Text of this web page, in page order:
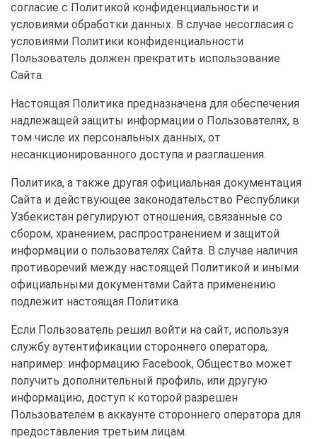
согласие с Политикой конфиденциальности и
условиями обработки данных. В случае несогласия с
условиями Политики конфиденциальности
Пользователь должен прекратить использование
Сайта.
Настоящая Политика предназначена для обеспечения
надлежащей защиты информации о Пользователях, в
том числе их персональных данных, от
несанкционированного доступа и разглашения.
Политика, а также другая официальная документация
Сайта и действующее законодательство Республики
Узбекистан регулируют отношения, связанные со
сбором, хранением, распространением и защитой
информации о пользователях Сайта. В случае наличия
противоречий между настоящей Политикой и иными
официальными документами Сайта применению
подлежит настоящая Политика.
Если Пользователь решил войти на сайт, используя
службу аутентификации стороннего оператора,
например: информацию Facebook, Общество может
получить дополнительный профиль, или другую
информацию, доступ к которой разрешен
Пользователем в аккаунте стороннего оператора для
предоставления третьим лицам.